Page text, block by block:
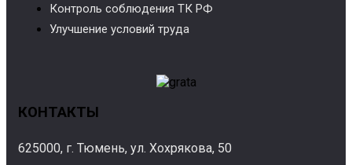
Контроль соблюдения ТК РФ
Улучшение условий труда
КОНТАКТЫ
625000, г. Тюмень, ул. Хохрякова, 50